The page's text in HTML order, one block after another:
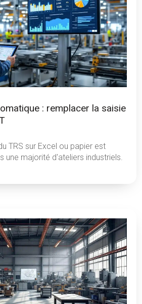
: remplacer la saisie
TRS sur Excel ou papier est
une majorité d'ateliers industriels.